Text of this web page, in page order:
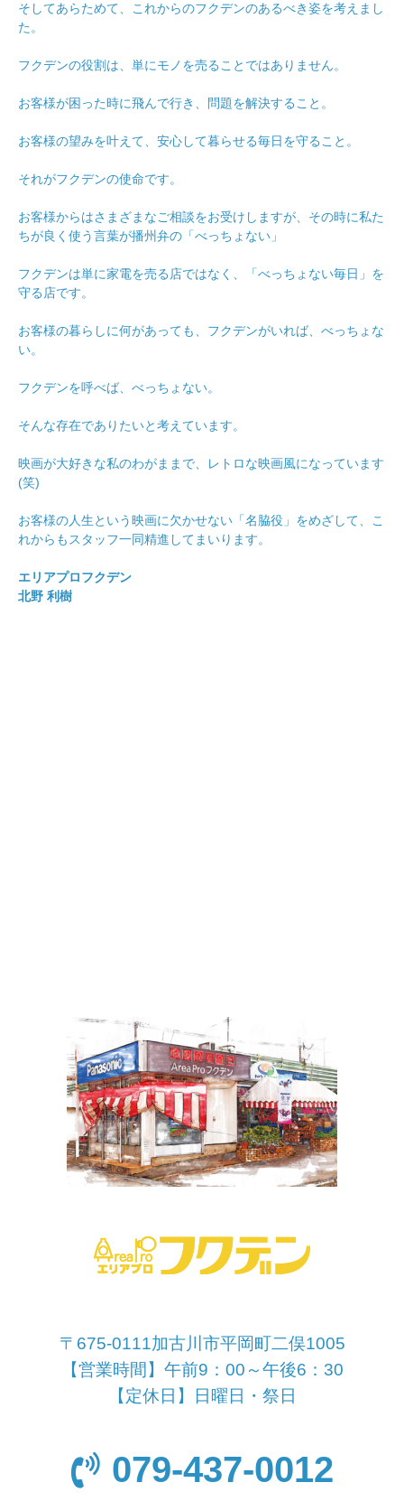
そしてあらためて、これからのフクデンのあるべき姿を考えまし
た。
フクデンの役割は、単にモノを売ることではありません。
お客様が困った時に飛んで行き、問題を解決すること。
お客様の望みを叶えて、安心して暮らせる毎日を守ること。
それがフクデンの使命です。
お客様からはさまざまなご相談をお受けしますが、その時に私た
ちが良く使う言葉が播州弁の「べっちょない」
フクデンは単に家電を売る店ではなく、「べっちょない毎日」を
守る店です。
お客様の暮らしに何があっても、フクデンがいれば、べっちょな
い。
フクデンを呼べば、べっちょない。
そんな存在でありたいと考えています。
映画が大好きな私のわがままで、レトロな映画風になっています
(笑)
お客様の人生という映画に欠かせない「名脇役」をめざして、こ
れからもスタッフ一同精進してまいります。
エリアプロフクデン
北野 利樹
〒675-0111加古川市平岡町二俣1005
【営業時間】午前9：00～午後6：30
【定休日】日曜日・祭日
079-437-0012